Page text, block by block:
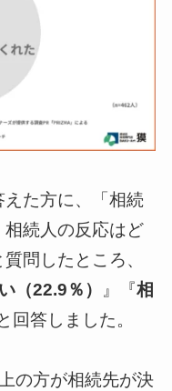
た方に、「相続
続人の反応はど
問したところ、
（22.9％） 』『相
回答しました。
の方が相続先が決